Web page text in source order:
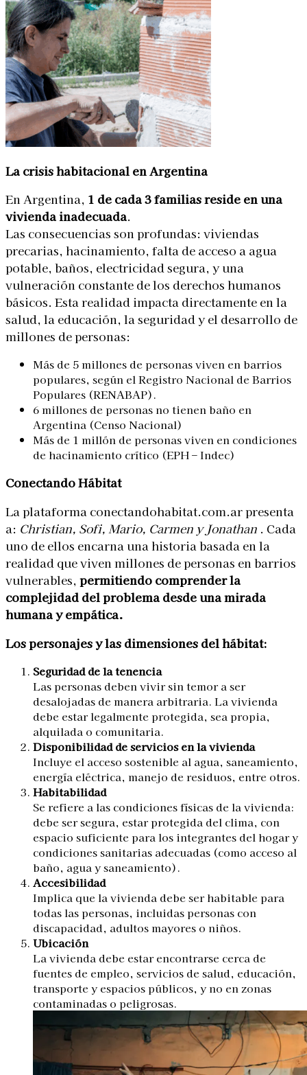
La crisis habitacional en Argentina
En Argentina, 1 de cada 3 familias reside en una
vivienda inadecuada.
Las consecuencias son profundas: viviendas
precarias, hacinamiento, falta de acceso a agua
potable, baños, electricidad segura, y una
vulneración constante de los derechos humanos
básicos. Esta realidad impacta directamente en la
salud, la educación, la seguridad y el desarrollo de
millones de personas:
Más de 5 millones de personas viven en barrios
populares, según el Registro Nacional de Barrios
Populares (RENABAP).
6 millones de personas no tienen baño en
Argentina (Censo Nacional)
Más de 1 millón de personas viven en condiciones
de hacinamiento crítico (EPH – Indec)
Conectando Hábitat
La plataforma conectandohabitat.com.ar presenta
a: Christian, Sofi, Mario, Carmen y Jonathan . Cada
uno de ellos encarna una historia basada en la
realidad que viven millones de personas en barrios
vulnerables, permitiendo comprender la
complejidad del problema desde una mirada
humana y empática.
Los personajes y las dimensiones del hábitat:
Seguridad de la tenencia
Las personas deben vivir sin temor a ser
desalojadas de manera arbitraria. La vivienda
debe estar legalmente protegida, sea propia,
alquilada o comunitaria.
Disponibilidad de servicios en la vivienda
Incluye el acceso sostenible al agua, saneamiento,
energía eléctrica, manejo de residuos, entre otros.
Habitabilidad
Se refiere a las condiciones físicas de la vivienda:
debe ser segura, estar protegida del clima, con
espacio suficiente para los integrantes del hogar y
condiciones sanitarias adecuadas (como acceso al
baño, agua y saneamiento).
Accesibilidad
Implica que la vivienda debe ser habitable para
todas las personas, incluidas personas con
discapacidad, adultos mayores o niños.
Ubicación
La vivienda debe estar encontrarse cerca de
fuentes de empleo, servicios de salud, educación,
transporte y espacios públicos, y no en zonas
contaminadas o peligrosas.